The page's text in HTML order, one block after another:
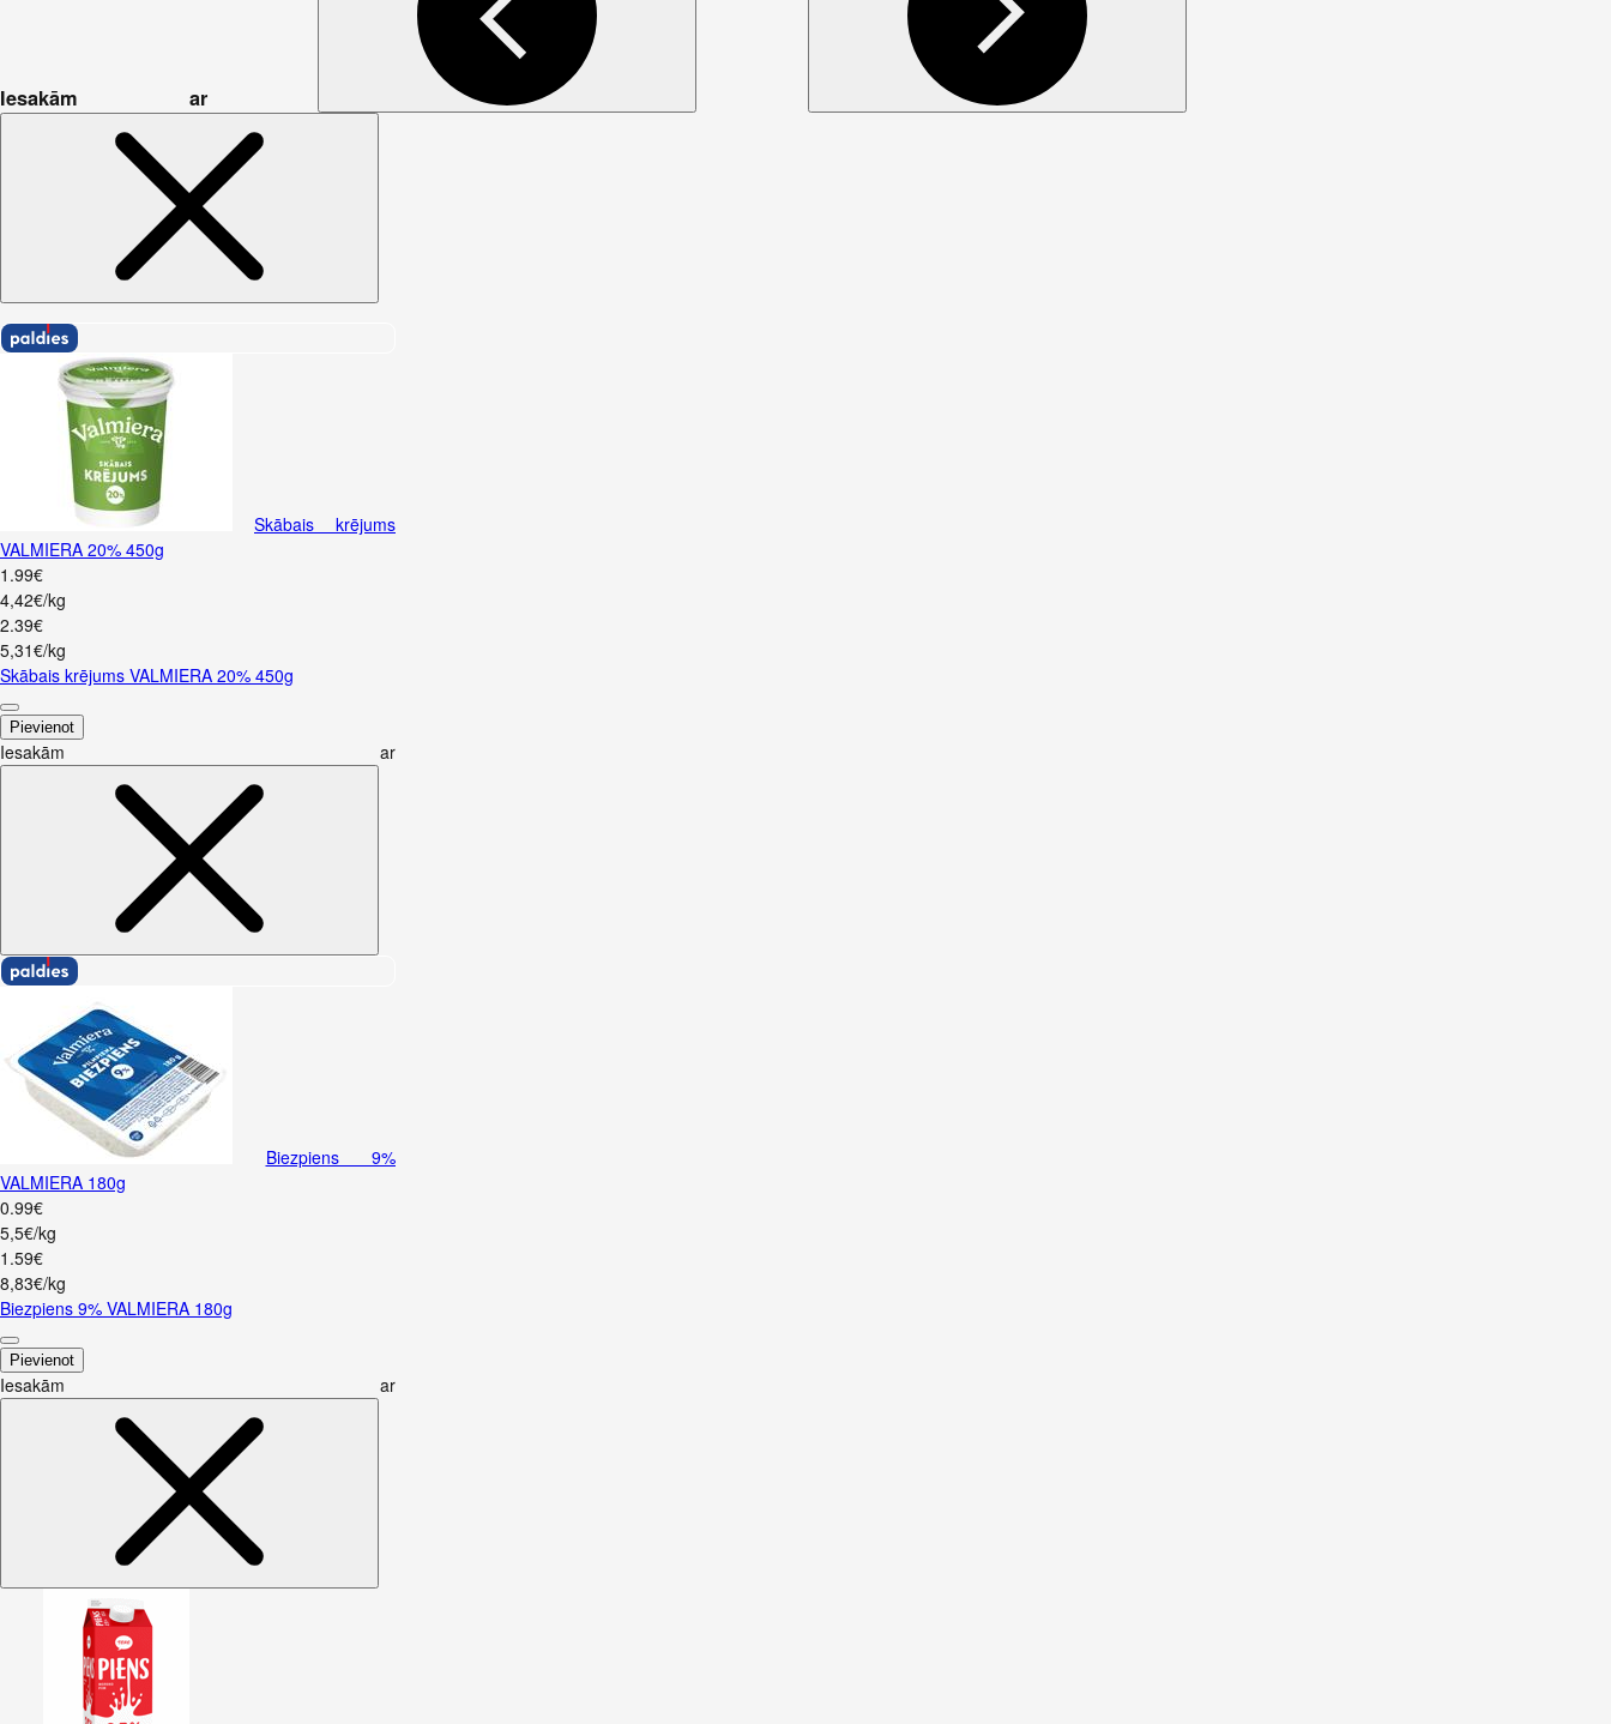
Iesakām ar
Skābais krējums
VALMIERA 20% 450g
1 .99€
4,42€/kg
2.39€
5,31€/kg
Skābais krējums VALMIERA 20% 450g
Pievienot
Iesakām ar
Biezpiens 9%
VALMIERA 180g
0.99€
5,5€/kg
1 .59€
8,83€/kg
Biezpiens 9% VALMIERA 180g
Pievienot
Iesakām ar